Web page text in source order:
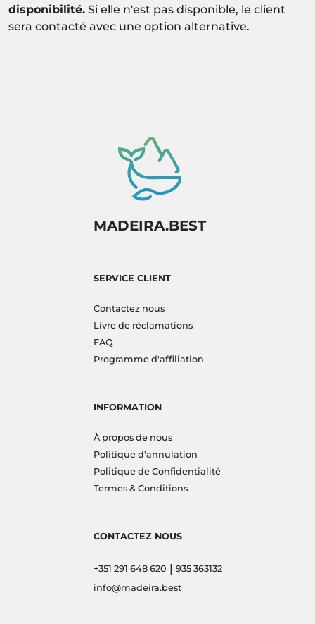
disponibilité. Si elle n'est pas disponible, le client
sera contacté avec une option alternative.
MADEIRA.BEST
SERVICE CLIENT
Contactez nous
Livre de réclamations
FAQ
Programme d'affiliation
INFORMATION
À propos de nous
Politique d'annulation
Politique de Confidentialité
Termes & Conditions
CONTACTEZ NOUS
+351 291 648 620 | 935 363132
info@madeira.best